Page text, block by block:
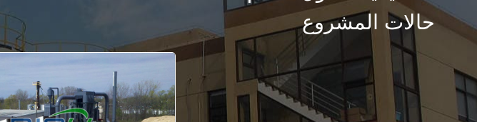
حالات المشروع